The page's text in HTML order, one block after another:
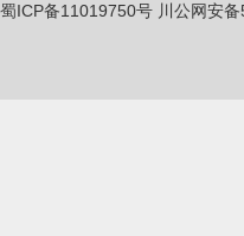
蜀ICP备11019750号 川公网安